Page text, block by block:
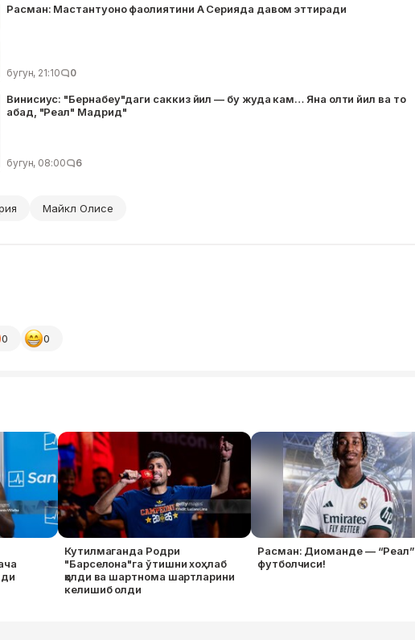
Расман: Мастантуоно фаолиятини А Серияда давом эттиради
бугун, 21:10 0
Винисиус: "Бернабеу"даги саккиз йил — бу жуда кам… Яна олти йил ва то
абад, "Реал" Мадрид"
бугун, 08:00 6
Майкл Олисе
0 0
Кутилмаганда Родри
"Барселона"га ўтишни хоҳлаб
қолди ва шартнома шартларини
келишиб олди
Расман: Диоманде — “Реал”
футболчиси!